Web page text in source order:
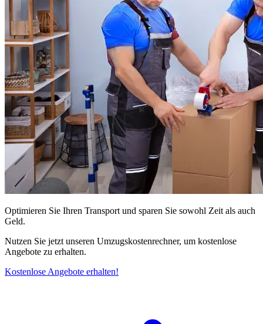
Optimieren Sie Ihren Transport und sparen Sie sowohl Zeit als auch
Geld.
Nutzen Sie jetzt unseren Umzugskostenrechner, um kostenlose
Angebote zu erhalten.
Kostenlose Angebote erhalten!